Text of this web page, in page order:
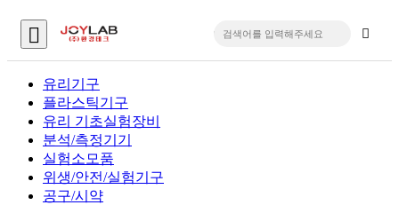
유리기구
플라스틱기구
유리 기초실험장비
분석/측정기기
실험소모품
위생/안전/실험기구
공구/시약